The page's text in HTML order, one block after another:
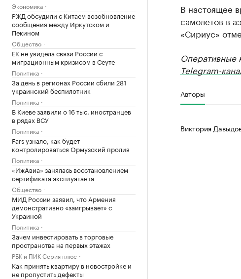
Экономика
РЖД обсудили с Китаем возобновление
сообщения между Иркутском и
Пекином
Общество
ЕК не увидела связи России с
миграционным кризисом в Сеуте
Политика
За день в регионах России сбили 281
украинский беспилотник
Политика
В Киеве заявили о 16 тыс. иностранцев
в рядах ВСУ
Политика
Fars узнало, как будет
контролироваться Ормузский пролив
Политика
«ИжАвиа» занялась восстановлением
сертификата эксплуатанта
Общество
МИД России заявил, что Армения
демонстративно «заигрывает» с
Украиной
Политика
Зачем инвестировать в торговые
пространства на первых этажах
РБК и ПИК Серия плюс
Как принять квартиру в новостройке и
не пропустить дефекты
В настоящее
самолетов в
«Сириус»
Оперативные
Telegram-
Авторы
Виктория